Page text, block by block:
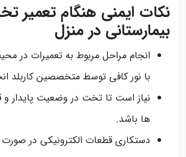
نکات ایمنی هنگام تعمیر
بیمارستانی در منزل
انجام مراحل مربوط به تعمیرات در
با نور کافی توسط متخصصین کاربلد
نیاز است تا تخت در وضعیت پایدار
ها باشد.
دستکاری قطعات الکترونیکی در